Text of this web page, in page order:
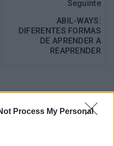
Process My Personal
Seguinte
ABIL-WAYS:
DIFERENTES FORMAS
DE APRENDER A
REAPRENDER
Gostar